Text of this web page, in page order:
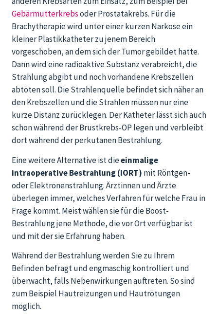
Gebärmutterkrebsoder Prostatakrebs. Für die
Brachytherapie wird unter einer kurzen Narkose ein
kleiner Plastikkatheter zu jenem Bereich
vorgeschoben, an dem sich der Tumor gebildet hatte.
Dann wird eine radioaktive Substanz verabreicht, die
Strahlung abgibt und noch vorhandene Krebszellen
abtöten soll. Die Strahlenquelle befindet sich näher an
den Krebszellen und die Strahlen müssen nur eine
kurze Distanz zurücklegen. Der Katheter lässt sich auch
schon während der Brustkrebs-OP legen und verbleibt
dort während der perkutanen Bestrahlung.
Eine weitere Alternative ist dieeinmalige
intraoperative Bestrahlung (IORT) mit Röntgen-
oder Elektronenstrahlung. Ärztinnen und Ärzte
überlegen immer, welches Verfahren für welche Frau in
Frage kommt. Meist wählen sie für die Boost-
Bestrahlung jene Methode, die vor Ort verfügbar ist
und mit der sie Erfahrung haben.
Während der Bestrahlung werden Sie zu Ihrem
Befinden befragt und engmaschig kontrolliert und
überwacht, falls Nebenwirkungen auftreten. So sind
zum Beispiel Hautreizungen und Hautrötungen
möglich.